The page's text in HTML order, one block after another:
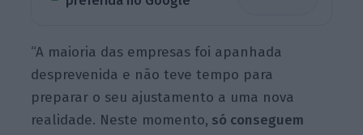
“A maioria das empresas foi apanhada
desprevenida e não teve tempo para
preparar o seu ajustamento a uma nova
realidade. Neste momento, só conseguem